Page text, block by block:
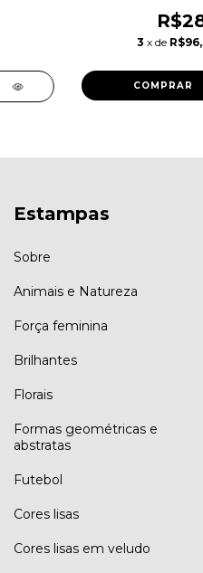
3 x de
COMPRAR
Estampas
Sobre
Animais e Natureza
Força feminina
Brilhantes
Florais
Formas geométricas e
abstratas
Futebol
Cores lisas
Cores lisas em veludo